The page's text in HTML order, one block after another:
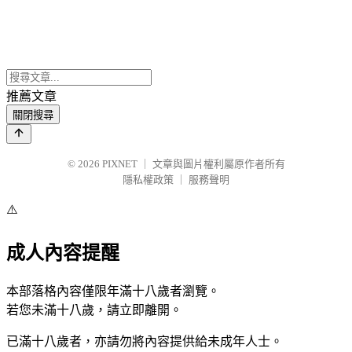
推薦文章
關閉搜尋
© 2026 PIXNET
文章與圖片權利屬原作者所有
隱私權政策
服務聲明
⚠️
成人內容提醒
本部落格內容僅限年滿十八歲者瀏覽。
若您未滿十八歲，請立即離開。
已滿十八歲者，亦請勿將內容提供給未成年人士。